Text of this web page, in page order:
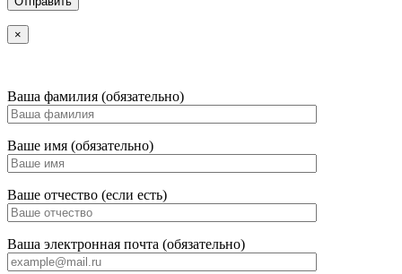
×
Ваша фамилия (обязательно)
Ваше имя (обязательно)
Ваше отчество (если есть)
Ваша электронная почта (обязательно)